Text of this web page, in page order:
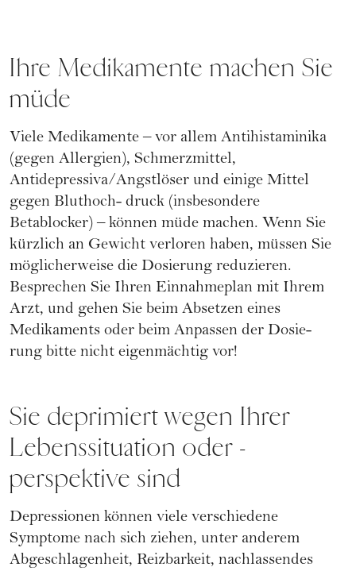
Ihre Medikamente machen Sie
müde
Viele Medikamente – vor allem Antihistaminika
(gegen Allergien), Schmerzmittel,
Antidepressiva/Angstlöser und einige Mittel
gegen Bluthoch- druck (insbesondere
Betablocker) – können müde machen. Wenn Sie
kürzlich an Gewicht verloren haben, müssen Sie
möglicherweise die Dosierung reduzieren.
Besprechen Sie Ihren Einnahmeplan mit Ihrem
Arzt, und gehen Sie beim Absetzen eines
Medikaments oder beim Anpassen der Dosie-
rung bitte nicht eigenmächtig vor!
Sie deprimiert wegen Ihrer
Lebenssituation oder -
perspektive sind
Depressionen können viele verschiedene
Symptome nach sich ziehen, unter anderem
Abgeschlagenheit, Reizbarkeit, nachlassendes